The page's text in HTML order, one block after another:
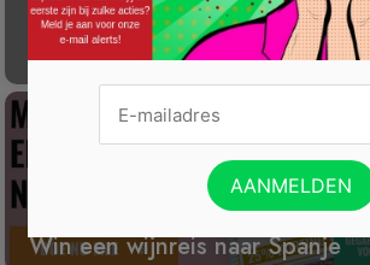
Gratis Princess elektrische
100
Win een wijnreis naar Spanje